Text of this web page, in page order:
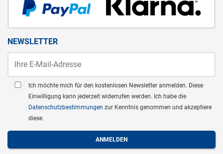
NEWSLETTER
Ich möchte mich für den kostenlosen Newsletter anmelden. Diese
Einwilligung kann jederzeit widerrufen werden. Ich habe die
Datenschutzbestimmungen zur Kenntnis genommen und akzeptiere
diese.